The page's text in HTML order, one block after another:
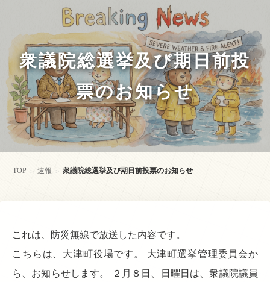
衆議院総選挙及び期日前投
票のお知らせ
TOP > 速報 > 衆議院総選挙及び期日前投票のお知らせ
これは、防災無線で放送した内容です。
こちらは、大津町役場です。 大津町選挙管理委員会か
ら、お知らせします。 ２月８日、日曜日は、衆議院議員